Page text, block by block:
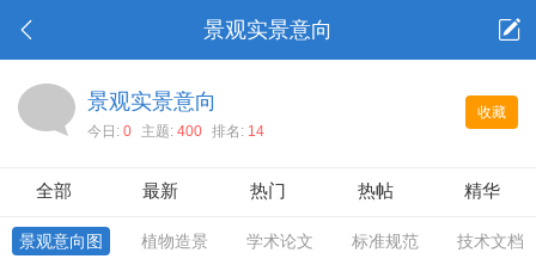
景观实景意向
收藏
景观实景意向
今日: 0 主题: 400 排名: 14
全部 最新 热门 热帖 精华
景观意向图 植物造景 学术论文 标准规范 技术文档